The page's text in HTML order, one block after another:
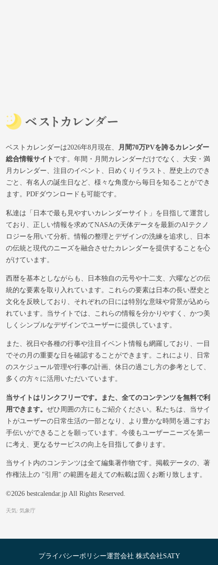
ベストカレンダーは2026年8月現在、
月間70万PVを誇るカレンダー
総合情報サイトです。年間・月間カレンダーだけでなく、大安・満
月カレンダー、注目のイベント、日めくりイラスト、歴史上のでき
ごと、有名人の誕生日など、様々な角度から毎日を知ることができ
ます。PDFダウンロードも可能です。
私達は「日本で最も見やすいカレンダーサイト」を目指して運営し
ており、正しい情報を求めてNASAの天体データを最新のAIテクノ
ロジーを用いて分析。情報の整理とデザインの洗練を追求し、日本
の伝統と現代のニーズを融合させたカレンダーを提供することを心
がけています。
西暦を基本としながらも、日本独自の元号や十二支、六曜などの伝
統的な要素を取り入れています。これらの要素は日本の長い歴史と
文化を反映しており、それぞれの日には特別な意味や背景が込めら
れています。当サイトでは、これらの情報を分かりやすく、かつ美
しくシンプルなデザインでユーザーに提供しています。
また、祝日や各種の行事や注目イベント情報も網羅しており、一目
でその月の重要な日を確認することができます。これにより、日常
のスケジュール管理や行事の計画、休日の過ごし方の参考として、
多くの方々に活用いただいています。
当サイトはリンクフリーです。また、全てのコンテンツを無料で利
用できます。 ぜひ周囲の方にもご紹介ください。私たちは、当サイ
トがユーザーの日常生活の一部となり、より豊かな時間を過ごすお
手伝いができることを願っています。今後もユーザーニーズを第一
に考え、更なるサービスの向上を目指して参ります。
当サイト内のコンテンツは全て編集著作物です。掲載データの、著
作権法上の "引用" の範囲を超えての転載は固くお断り致します。
©2026 bestcalendar.jp All Rights Reserved.
天気: 気象庁
プライバシーポリシー運営会社 株式会社SATY